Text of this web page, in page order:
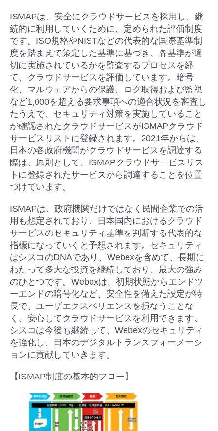
ISMAPは、安全にクラウドサービスを採用し、継
続的に利用していくために、定められた評価制度
です。ISO規格やNISTなどの代表的な国際基準制
度を踏まえて策定した基準に基づき、各基準が適
切に実施されているかを監査するプロセスを経
て、クラウドサービスを評価しています。暗号
化、マルウェアからの保護、ログ取得および監視
など1,000を超える要求事項への適合状況を審査し
たうえで、セキュリティ対策を実施していること
が確認されたクラウドサービスがISMAPクラウド
サービスリストに登録されます。2021年からは、
日本の各政府機関がクラウドサービスを調達する
際は、原則として、ISMAPクラウドサービスリス
トに登録されたサービスから調達することを位置
づけています。
ISMAPは、政府機関だけではなく民間企業での活
用も想定されており、日本国内におけるクラウド
サービスのセキュリティ基準を判断する代表的な
指標になっていくと予想されます。セキュリティ
はシスコのDNAであり、Webexを含めて、長期に
わたって多大な投資を継続しており、最大の強み
のひとつです。Webexは、初期状態からエンドツ
ーエンドの暗号化など、安全性を備えた設定が特
長で、ユーザエクスペリエンスを損なうことな
く、安心してクラウドサービスを利用できます。
シスコは今後も継続して、Webexのセキュリティ
を強化し、日本のデジタルトランスフォーメーシ
ョンに貢献していきます。
【ISMAP制度の基本的フロー】